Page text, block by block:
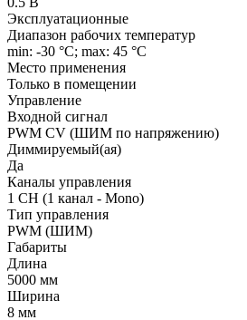
Эксплуатационные
Диапазон рабочих температур
min: -30 °C; max: 45 °C
Место применения
Только в помещении
Управление
Входной сигнал
PWM СV (ШИМ по напряжению)
Диммируемый(ая)
Да
Каналы управления
1 CH (1 канал - Mono)
Тип управления
PWM (ШИМ)
Габариты
Длина
5000 мм
Ширина
8 мм